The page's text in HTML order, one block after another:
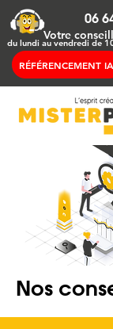
06
Votre
du lundi au vendredi de
RÉFÉRENCEMENT IA
Nos